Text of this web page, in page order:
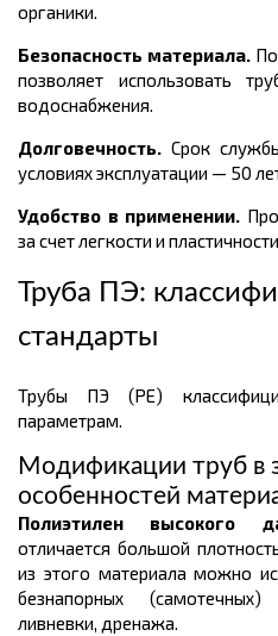
органики.
Безопасность материала.
позволяет использовать
водоснабжения.
Долговечность. Срок
условиях эксплуатации — 50
Удобство в применении.
за счет легкости и
Труба ПЭ:
стандарты
Трубы ПЭ (PE)
параметрам.
Модификации труб в
особенностей
Полиэтилен высокого
отличается большой
из этого материала можно
безнапорных
ливневки, дренажа.